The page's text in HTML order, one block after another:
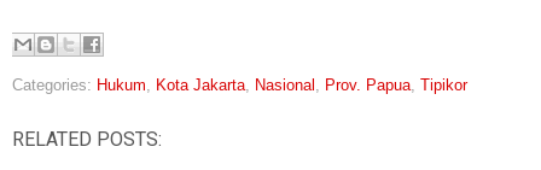
Categories: Hukum, Kota Jakarta, Nasional , Prov. Papua, Tipikor
RELATED POSTS: